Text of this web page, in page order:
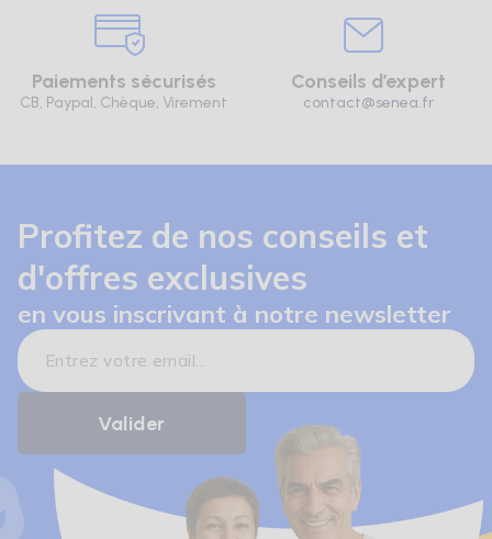
Paiements sécurisés
CB, Paypal, Chèque, Virement
Conseils d’expert
contact@senea.fr
Profitez de nos conseils et
d'offres exclusives
en vous inscrivant à notre newsletter